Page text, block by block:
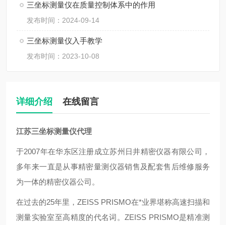
三坐标测量仪在质量控制体系中的作用
发布时间：2024-09-14
三坐标测量仪入手教学
发布时间：2023-10-08
详细介绍 在线留言
江苏三坐标测量仪代理
于2007年在华东区注册成立苏州日井精密仪器有限公司，
多年来一直是从事精密量测仪器销售及配套售后维修服务
为一体的精密仪器公司。
在过去的25年里，ZEISS PRISMO在*业界堪称高速扫描和
测量实验室至高精度的代名词。ZEISS PRISMO是精准测